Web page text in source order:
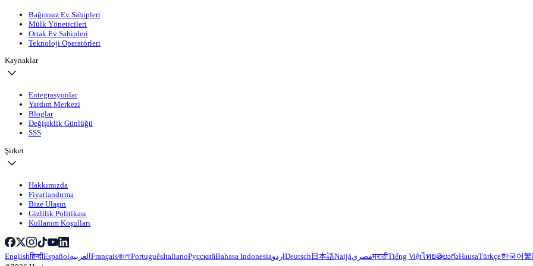
Bağımsız Ev Sahipleri
Mülk Yöneticileri
Ortak Ev Sahipleri
Teknoloji Operatörleri
Kaynaklar
Entegrasyonlar
Yardım Merkezi
Bloglar
Değişiklik Günlüğü
SSS
Şirket
Hakkımızda
Fiyatlandırma
Bize Ulaşın
Gizlilik Politikası
Kullanım Koşulları
Englishहिन्दीEspañolالعربيةFrançaisবাংলাPortuguêsItalianoРусскийBahasa IndonesiaاردوDeutsch 日本語NaijáمصريमराठीTiếng ViệtไทยతెలుగుHausaTürkçe한국어